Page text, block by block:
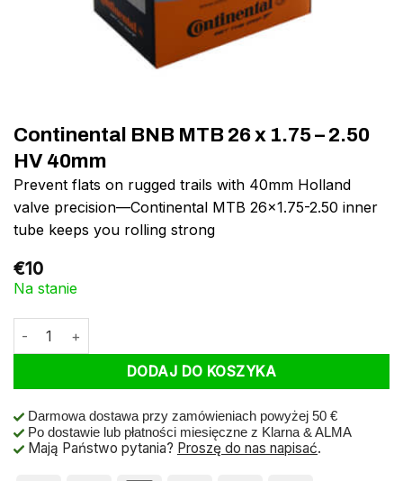
Continental BNB MTB 26 x 1.75 – 2.50
HV 40mm
Prevent flats on rugged trails with 40mm Holland
valve precision—Continental MTB 26×1.75-2.50 inner
tube keeps you rolling strong
€10
Na stanie
ilość Continental BNB MTB 26 x 1.75 - 2.50 HV 40mm
DODAJ DO KOSZYKA
Darmowa dostawa przy zamówieniach powyżej 50 €
Po dostawie lub płatności miesięczne z Klarna & ALMA
Mają Państwo pytania? Proszę do nas napisać.